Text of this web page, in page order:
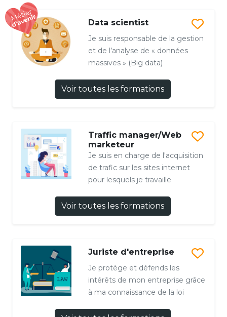
Data scientist
Je suis responsable de la gestion
et de l’analyse de « données
massives » (Big data)
Voir toutes les formations
Traffic manager/Web
marketeur
Je suis en charge de l'acquisition
de trafic sur les sites internet
pour lesquels je travaille
Voir toutes les formations
Juriste d'entreprise
Je protège et défends les
intérêts de mon entreprise grâce
à ma connaissance de la loi